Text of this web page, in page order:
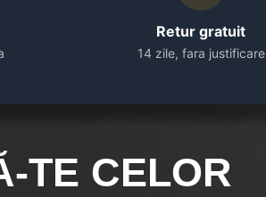
Retur gratuit
14 zile, fara justificare
TE CELOR